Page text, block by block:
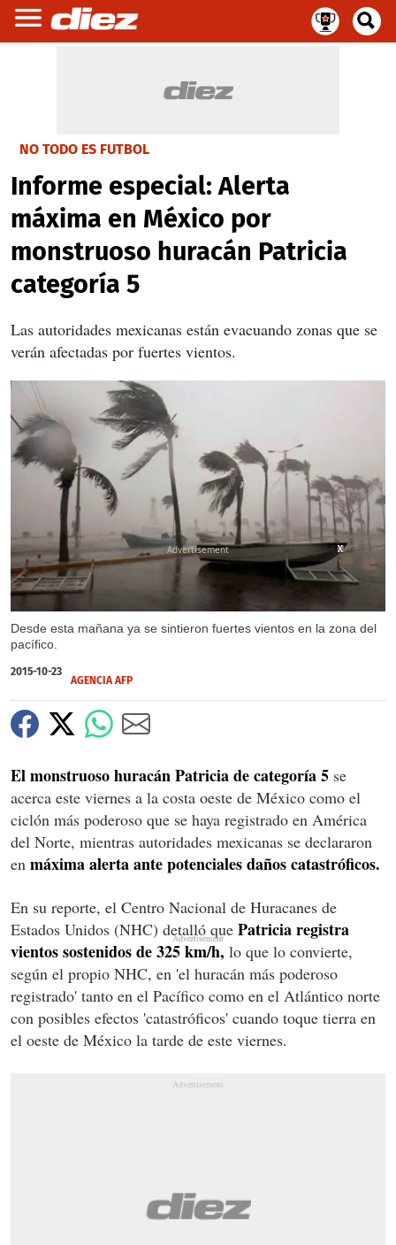
NO TODO ES FUTBOL
Informe especial: Alerta
máxima en México por
monstruoso huracán Patricia
categoría 5
Las autoridades mexicanas están evacuando zonas que se
verán afectadas por fuertes vientos.
Desde esta mañana ya se sintieron fuertes vientos en la zona del
pacífico.
X
X
X
X
2015-10-23
AGENCIA AFP
El monstruoso huracán Patricia de categoría 5 se
acerca este viernes a la costa oeste de México como el
ciclón más poderoso que se haya registrado en América
del Norte, mientras autoridades mexicanas se declararon
en máxima alerta ante potenciales daños catastróficos.
En su reporte, el Centro Nacional de Huracanes de
Estados Unidos (NHC) detalló que Patricia registra
vientos sostenidos de 325 km/h, lo que lo convierte,
según el propio NHC, en 'el huracán más poderoso
registrado' tanto en el Pacífico como en el Atlántico norte
con posibles efectos 'catastróficos' cuando toque tierra en
el oeste de México la tarde de este viernes.